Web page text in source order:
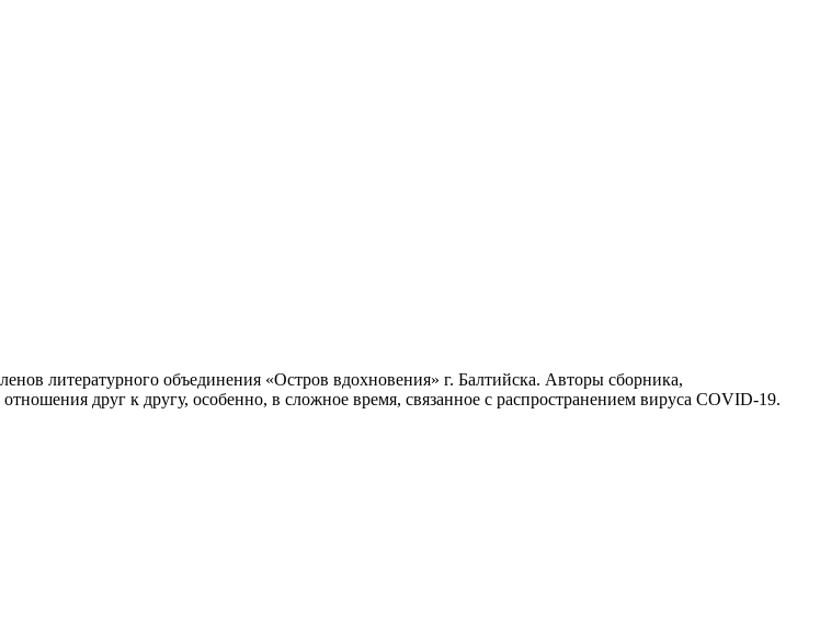
литературного объединения «Остров вдохновения» г. Балтийска. Авторы сборника,
друг к другу, особенно, в сложное время, связанное с распространением вируса COVID-19.